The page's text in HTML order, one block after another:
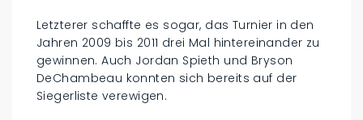
Letzterer schaffte es sogar, das Turnier in den
Jahren 2009 bis 2011 drei Mal hintereinander zu
gewinnen. Auch Jordan Spieth und Bryson
DeChambeau konnten sich bereits auf der
Siegerliste verewigen.